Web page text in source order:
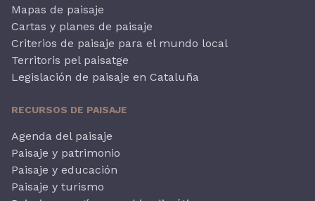
Mapas de paisaje
Cartas y planes de paisaje
Criterios de paisaje para el mundo local
Territoris pel paisatge
Legislación de paisaje en Cataluña
RECURSOS DE PAISAJE
Agenda del paisaje
Paisaje y patrimonio
Paisaje y educación
Paisaje y turismo